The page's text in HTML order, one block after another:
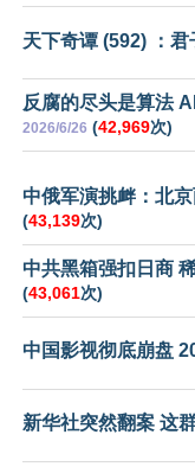
天下奇谭 (592) ：君
反腐的尽头是算法
2026/6/26 (42,969次)
中俄军演挑衅：北
(43,139次)
中共黑箱强扣日商
(43,061次)
中国影视彻底崩盘
新华社突然翻案 这